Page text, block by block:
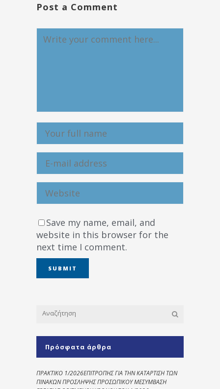
Post a Comment
Save my name, email, and
website in this browser for the
next time I comment.
Πρόσφατα άρθρα
ΠΡΑΚΤΙΚΟ 1/2026ΕΠΙΤΡΟΠΗΣ ΓΙΑ ΤΗΝ ΚΑΤΑΡΤΙΣΗ ΤΩΝ
ΠΙΝΑΚΩΝ ΠΡΟΣΛΗΨΗΣ ΠΡΟΣΩΠΙΚΟΥ ΜΕΣΥΜΒΑΣΗ